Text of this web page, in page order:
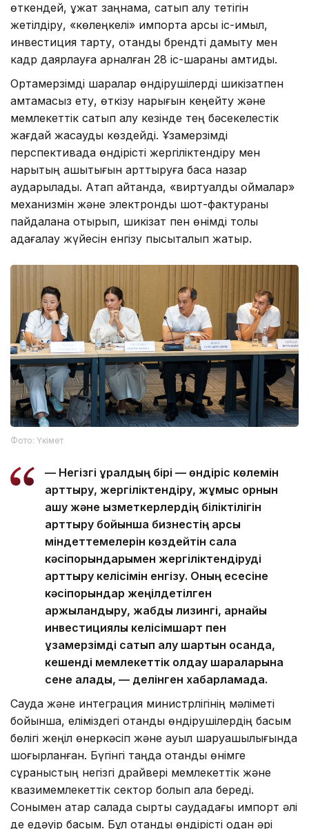
өткендей, құжат заңнама, сатып алу тетігін
жетілдіру, «көлеңкелі» импортқа қарсы іс-қимыл,
инвестиция тарту, отандық брендті дамыту мен
кадр даярлауға арналған 28 іс-шараны қамтиды.
Ортамерзімді шаралар өндірушілерді шикізатпен
қамтамасыз ету, өткізу нарығын кеңейту және
мемлекеттік сатып алу кезінде тең бәсекелестік
жағдай жасауды көздейді. Ұзақмерзімді
перспективада өндірісті жергіліктендіру мен
нарықтың ашықтығын арттыруға баса назар
аударылады. Атап айтқанда, «виртуалды қоймалар»
механизмін және электрондық шот-фактураны
пайдалана отырып, шикізат пен өнімді толық
қадағалау жүйесін енгізу пысықталып жатыр.
Фото: Үкімет
— Негізгі құралдың бірі — өндіріс көлемін
арттыру, жергіліктендіру, жұмыс орнын
ашу және қызметкерлердің біліктілігін
арттыру бойынша бизнестің қарсы
міндеттемелерін көздейтін сала
кәсіпорындарымен жергіліктендіруді
арттыру келісімін енгізу. Оның есесіне
кәсіпорындар жеңілдетілген
қаржыландыру, жабдық лизингі, арнайы
инвестициялық келісімшарт пен
ұзақмерзімді сатып алу шартын қосқанда,
кешенді мемлекеттік қолдау шараларына
сене алады, — делінген хабарламада.
Сауда және интеграция министрлігінің мәліметі
бойынша, еліміздегі отандық өндірушілердің басым
бөлігі жеңіл өнеркәсіп және ауыл шаруашылығында
шоғырланған. Бүгінгі таңда отандық өнімге
сұраныстың негізгі драйвері мемлекеттік және
квазимемлекеттік сектор болып қала береді.
Сонымен қатар салада сыртқы саудадағы импорт әлі
де едәуір басым. Бұл отандық өндірісті одан әрі